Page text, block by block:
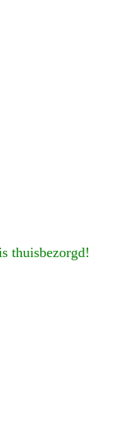
thuisbezorgd!